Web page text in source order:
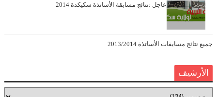
عاجل :نتائج مسابقة الأساتذة سكيكدة 2014
جميع نتائج مسابقات الأساتذة 2013/2014
الأرشيف